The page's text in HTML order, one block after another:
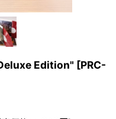
Edition" [PRC-